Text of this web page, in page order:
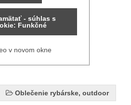
- súhlas s
Funkčné
v novom okne
Oblečenie rybárske, outdoor